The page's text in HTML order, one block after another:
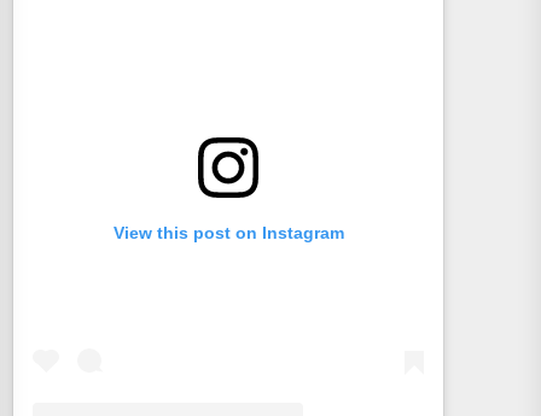
View this post on Instagram